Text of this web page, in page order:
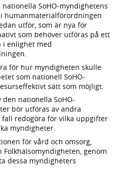
SoHO-myndighetens
humanmaterialförordningen
utför, som är nya för
som behöver utföras på ett
i enlighet med
för hur myndigheten skulle
som nationell SoHO-
sätt som möjligt.
den nationella SoHO-
bör utföras av andra
fall redogöra för vilka uppgifter
myndigheter.
för vård och omsorg,
Folkhälsomyndigheten, genom
dessa myndigheters